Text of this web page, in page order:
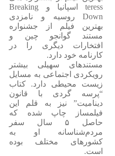
teress اسپانیا و Breaking
Down روسیه و نامزدی
بهترین فیلم از جشنواره
مستند گوانجو چین و
افتخارات دیگری را در
کارنامه خود دارد.
مستندهای سهیلی بیشتر
رویکردی اجتماعی به مسایل
زیست محیطی دارد. کتاب
“پرسه گردی با قانون
دینامیت” نیز به قلم این
فیلمساز چاپ شده که
حاصل ۵ سال سفر
مردم‌شناسانه او به
کشورهای مختلف بوده
است.